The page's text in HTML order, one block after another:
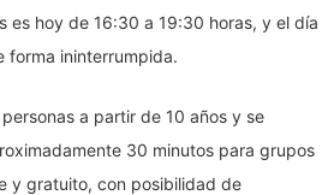
es hoy de 16:30 a 19:30 horas, y el día
forma ininterrumpida.
a partir de 10 años y se
30 minutos para grupos
y gratuito, con posibilidad de